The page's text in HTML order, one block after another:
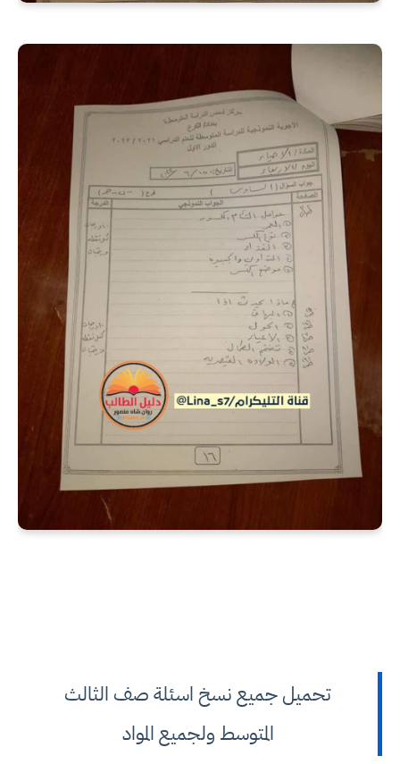
تحميل جميع نسخ اسئلة صف الثالث
المتوسط ولجميع المواد